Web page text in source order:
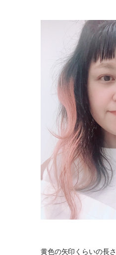
黄色の矢印くらいの長